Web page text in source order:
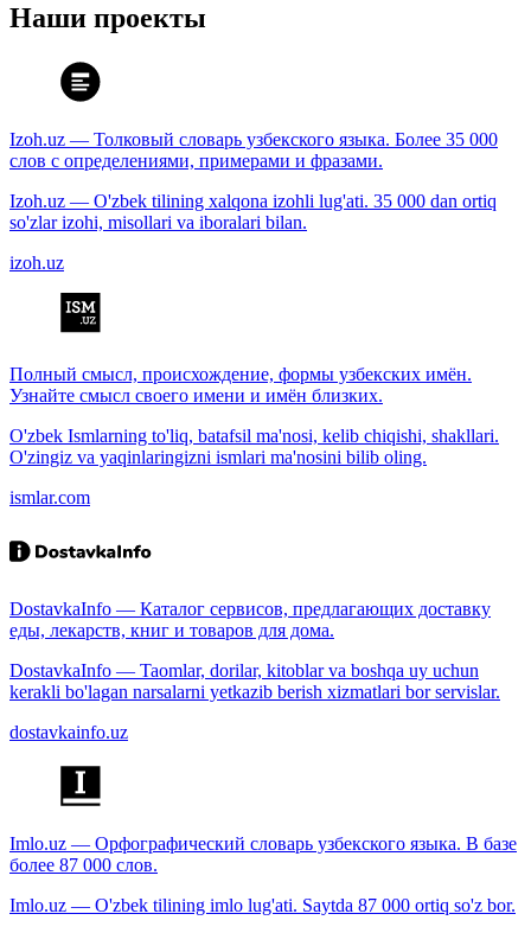
Наши проекты
Izoh.uz — Толковый словарь узбекского языка. Более 35 000
слов с определениями, примерами и фразами.
Izoh.uz — O'zbek tilining xalqona izohli lug'ati. 35 000 dan ortiq
so'zlar izohi, misollari va iboralari bilan.
izoh.uz
Полный смысл, происхождение, формы узбекских имён.
Узнайте смысл своего имени и имён близких.
O'zbek Ismlarning to'liq, batafsil ma'nosi, kelib chiqishi, shakllari.
O'zingiz va yaqinlaringizni ismlari ma'nosini bilib oling.
ismlar.com
DostavkaInfo — Каталог сервисов, предлагающих доставку
еды, лекарств, книг и товаров для дома.
DostavkaInfo — Taomlar, dorilar, kitoblar va boshqa uy uchun
kerakli bo'lagan narsalarni yetkazib berish xizmatlari bor servislar.
dostavkainfo.uz
Imlo.uz — Орфографический словарь узбекского языка. В базе
более 87 000 слов.
Imlo.uz — O'zbek tilining imlo lug'ati. Saytda 87 000 ortiq so'z bor.